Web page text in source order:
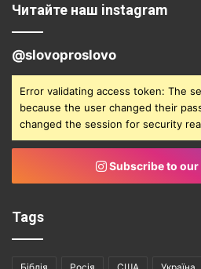
Читайте наш instagram
@slovoproslovo
Error validating access token: The
because the user changed their
changed the session for security
Subscribe to
Tags